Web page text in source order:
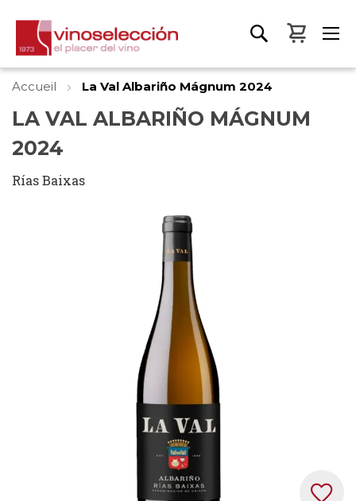
Mon
Accueil La Val Albariño Mágnum 2024
LA VAL ALBARIÑO MÁGNUM
2024
Rías Baixas